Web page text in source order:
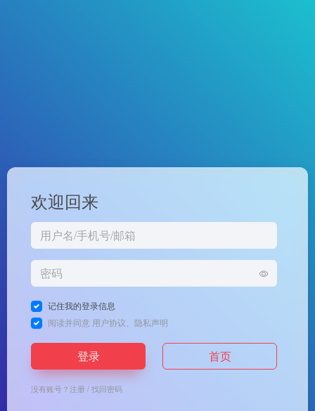
欢迎回来
记住我的登录信息
阅读并同意 用户协议 隐私声明
登录 首页
没有账号？注册/找回密码